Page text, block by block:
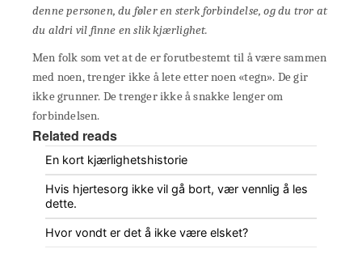
denne personen, du føler en sterk forbindelse, og du tror at
du aldri vil finne en slik kjærlighet.
Men folk som vet at de er forutbestemt til å være sammen
med noen, trenger ikke å lete etter noen «tegn». De gir
ikke grunner. De trenger ikke å snakke lenger om
forbindelsen.
Related reads
En kort kjærlighetshistorie
Hvis hjertesorg ikke vil gå bort, vær vennlig å les
dette.
Hvor vondt er det å ikke være elsket?